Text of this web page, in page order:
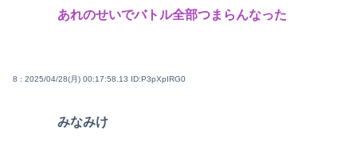
あれのせいでバトル全部つまらんなった
8 : 2025/04/28(月) 00:17:58.13 ID:P3pXpIRG0
みなみけ